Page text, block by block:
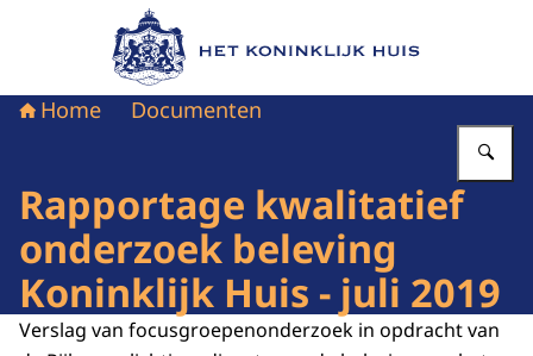
Naar de homepage van Het Koninklijk Huis
Home Documenten
Rapportage kwalitatief
onderzoek beleving
Koninklijk Huis - juli 2019
Verslag van focusgroepenonderzoek in opdracht van